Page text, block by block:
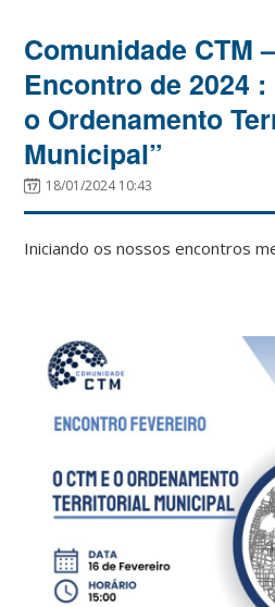
Comunidade CTM
Encontro de 2024 :
o Ordenamento
Municipal”
18/01/2024 10:43
Iniciando os nossos encontros